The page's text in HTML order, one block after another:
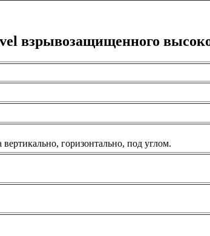
взрывозащищенного
горизонтально, под углом.